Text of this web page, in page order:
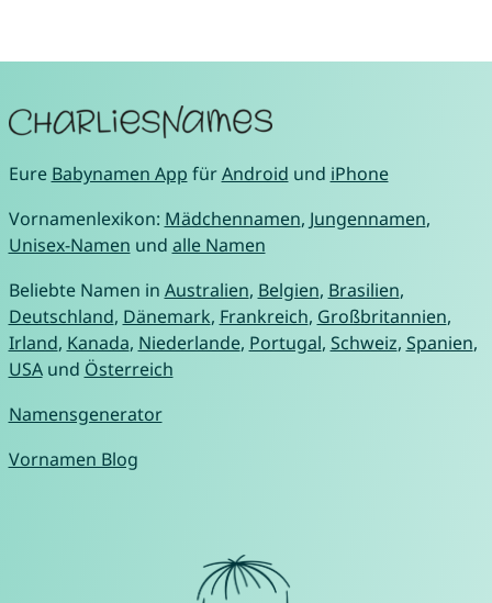
Eure Babynamen App fürAndroid und iPhone
Vornamenlexikon: Mädchennamen, Jungennamen,
Unisex-Namen und alle Namen
Beliebte Namen in Australien, Belgien, Brasilien,
Deutschland, Dänemark, Frankreich, Großbritannien,
Irland, Kanada, Niederlande, Portugal, Schweiz, Spanien,
USAund Österreich
Namensgenerator
Vornamen Blog